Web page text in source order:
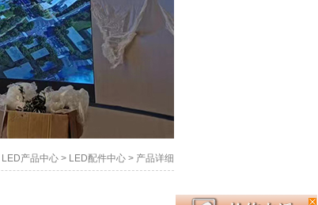
LED产品中心 > LED配件中心 > 产品详细